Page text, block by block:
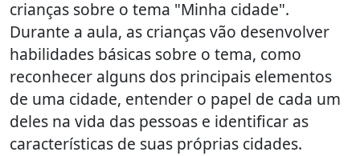
crianças sobre o tema "Minha cidade".
Durante a aula, as crianças vão desenvolver
habilidades básicas sobre o tema, como
reconhecer alguns dos principais elementos
de uma cidade, entender o papel de cada um
deles na vida das pessoas e identificar as
características de suas próprias cidades.